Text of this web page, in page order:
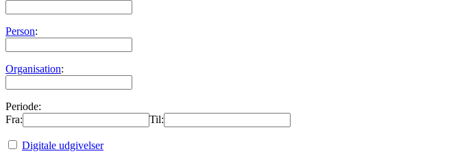
Person:
Organisation:
Periode:
Fra:
Til:
Digitale udgivelser